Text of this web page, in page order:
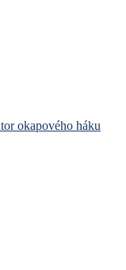
okapového háku